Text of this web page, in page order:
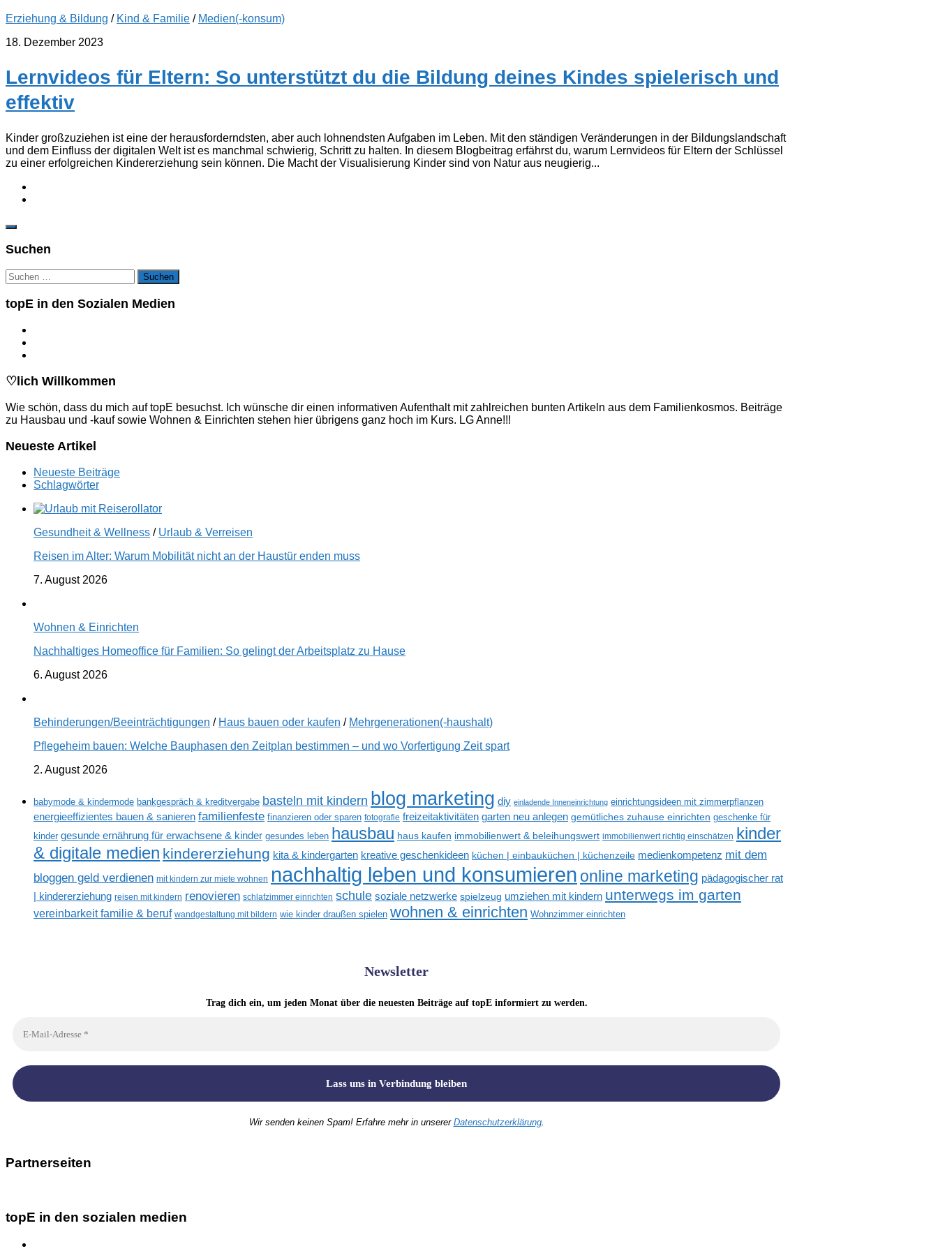
Erziehung & Bildung / Kind & Familie / Medien(-konsum)
18. Dezember 2023
Lernvideos für Eltern: So unterstützt du die Bildung deines Kindes spielerisch und
effektiv
Kinder großzuziehen ist eine der herausforderndsten, aber auch lohnendsten Aufgaben im Leben. Mit den ständigen Veränderungen in der Bildungslandschaft
und dem Einfluss der digitalen Welt ist es manchmal schwierig, Schritt zu halten. In diesem Blogbeitrag erfährst du, warum Lernvideos für Eltern der Schlüssel
zu einer erfolgreichen Kindererziehung sein können. Die Macht der Visualisierung Kinder sind von Natur aus neugierig...
Suchen
Suchen
nach:
topE in den Sozialen Medien
♡lich Willkommen
Wie schön, dass du mich auf topE besuchst. Ich wünsche dir einen informativen Aufenthalt mit zahlreichen bunten Artikeln aus dem Familienkosmos. Beiträge
zu Hausbau und -kauf sowie Wohnen & Einrichten stehen hier übrigens ganz hoch im Kurs. LG Anne!!!
Neueste Artikel
Neueste Beiträge
Schlagwörter
Gesundheit & Wellness / Urlaub & Verreisen
Reisen im Alter: Warum Mobilität nicht an der Haustür enden muss
7. August 2026
Wohnen & Einrichten
Nachhaltiges Homeoffice für Familien: So gelingt der Arbeitsplatz zu Hause
6. August 2026
Behinderungen/Beeinträchtigungen / Haus bauen oder kaufen / Mehrgenerationen(-haushalt)
Pflegeheim bauen: Welche Bauphasen den Zeitplan bestimmen – und wo Vorfertigung Zeit spart
2. August 2026
babymode & kindermode bankgespräch & kreditvergabe basteln mit kindern blog marketing diy einladende Inneneinrichtung einrichtungsideen mit zimmerpflanzen
energieeffizientes bauen & sanieren familienfeste finanzieren oder sparen fotografie freizeitaktivitäten garten neu anlegen gemütliches zuhause einrichten geschenke für
kinder gesunde ernährung für erwachsene & kinder gesundes leben hausbau haus kaufen immobilienwert & beleihungswert immobilienwert richtig einschätzen kinder
& digitale medien kindererziehung kita & kindergarten kreative geschenkideen küchen | einbauküchen | küchenzeile medienkompetenz mit dem
bloggen geld verdienen mit kindern zur miete wohnen nachhaltig leben und konsumieren online marketing pädagogischer rat
| kindererziehung reisen mit kindern renovieren schlafzimmer einrichten schule soziale netzwerke spielzeug umziehen mit kindern unterwegs im garten
vereinbarkeit familie & beruf wandgestaltung mit bildern wie kinder draußen spielen wohnen & einrichten Wohnzimmer einrichten
Newsletter
Trag dich ein, um jeden Monat über die neuesten Beiträge auf topE informiert zu werden.
Wir senden keinen Spam! Erfahre mehr in unserer Datenschutzerklärung.
Partnerseiten
topE in den sozialen medien